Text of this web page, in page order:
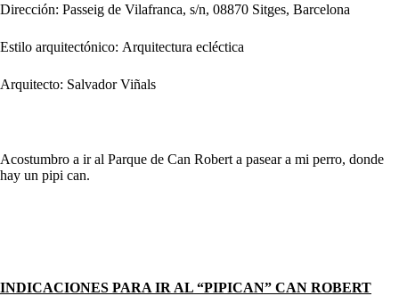
Dirección: Passeig de Vilafranca, s/n, 08870 Sitges, Barcelona
Estilo arquitectónico: Arquitectura ecléctica
Arquitecto: Salvador Viñals
Acostumbro a ir al Parque de Can Robert a pasear a mi perro, donde
hay un pipi can.
INDICACIONES PARA IR AL “PIPICAN” CAN ROBERT